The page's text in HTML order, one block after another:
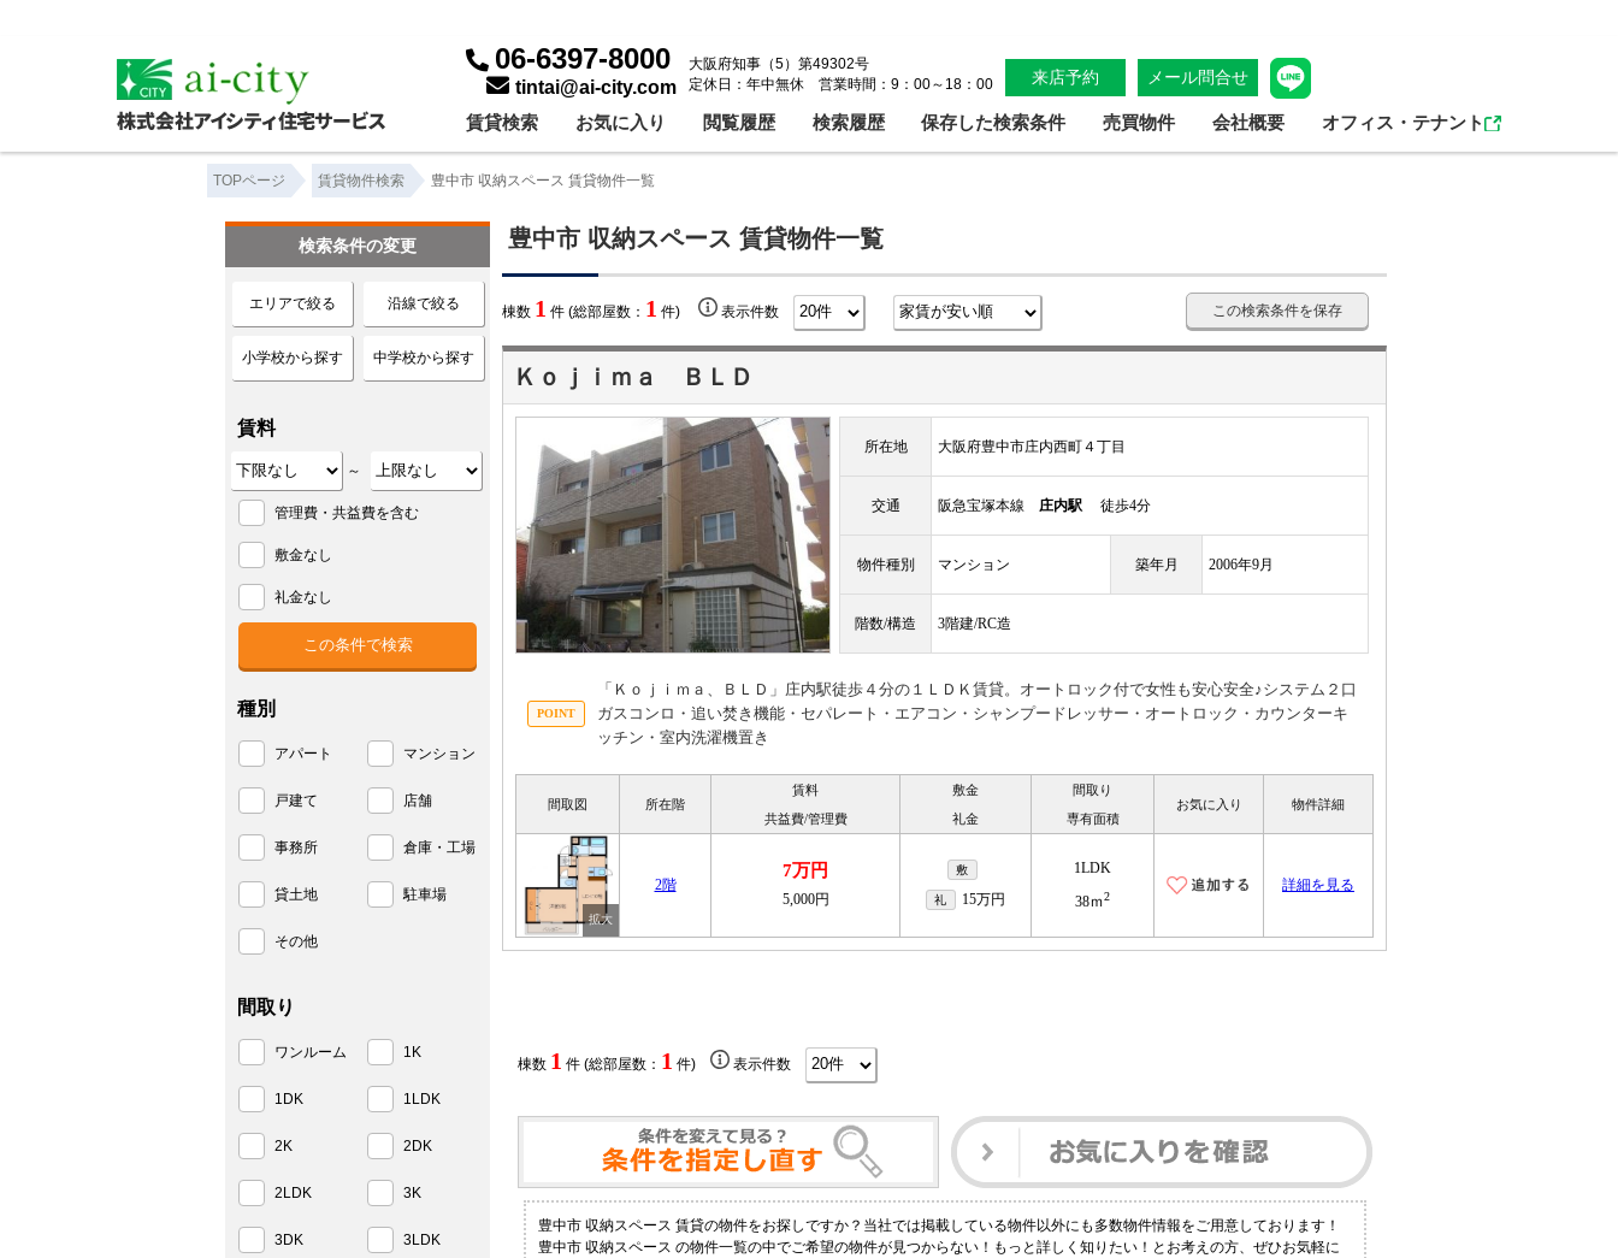
06-6397-8000
tintai@ai-city.com
大阪府知事（5）第49302号
定休日：年中無休 営業時間：9：00～18：00
来店予約 メール問合せ
賃貸検索 お気に入り 閲覧履歴 検索履歴 保存した検索条件 売買物件 会社概要 オフィス・テナント
TOPページ 賃貸物件検索 豊中市 収納スペース 賃貸物件一覧
豊中市 収納スペース 賃貸物件一覧
棟数 1 件 (総部屋数： 1 件) 表示件数 この検索条件を保存
Ｋｏｊｉｍａ ＢＬＤ
所在地 大阪府豊中市庄内西町４丁目
交通 阪急宝塚本線 庄内駅 徒歩4分
物件種別 マンション 築年月 2006年9月
階数/構造 3階建/RC造
「Ｋｏｊｉｍａ、ＢＬＤ」庄内駅徒歩４分の１ＬＤＫ賃貸。オートロック付で女性も安心安全♪システム２口
ガスコンロ・追い焚き機能・セパレート・エアコン・シャンプードレッサー・オートロック・カウンターキ
ッチン・室内洗濯機置き
間取図 所在階
賃料
共益費/管理費
敷金
礼金
間取り
専有面積
お気に入り 物件詳細
2階
7万円
5,000円
敷
礼 15万円
1LDK
38ｍ2
詳細を見る
棟数 1 件 (総部屋数： 1 件) 表示件数
豊中市 収納スペース 賃貸の物件をお探しですか？当社では掲載している物件以外にも多数物件情報をご用意しております！
豊中市 収納スペース の物件一覧の中でご希望の物件が見つからない！もっと詳しく知りたい！とお考えの方、ぜひお気軽に
検索条件の変更
エリアで絞る 沿線で絞る
小学校から探す 中学校から探す
賃料
～
管理費・共益費を含む
敷金なし
礼金なし
種別
アパート マンション
戸建て 店舗
事務所 倉庫・工場
貸土地 駐車場
その他
間取り
ワンルーム 1K
1DK 1LDK
2K 2DK
2LDK 3K
3DK 3LDK